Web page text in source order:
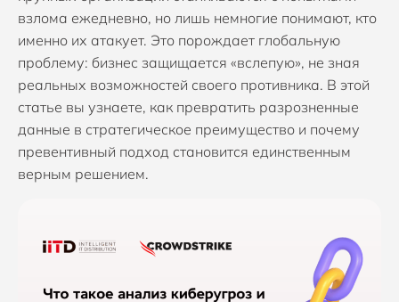
взлома ежедневно, но лишь немногие понимают, кто
именно их атакует. Это порождает глобальную
проблему: бизнес защищается «вслепую», не зная
реальных возможностей своего противника. В этой
статье вы узнаете, как превратить разрозненные
данные в стратегическое преимущество и почему
превентивный подход становится единственным
верным решением.